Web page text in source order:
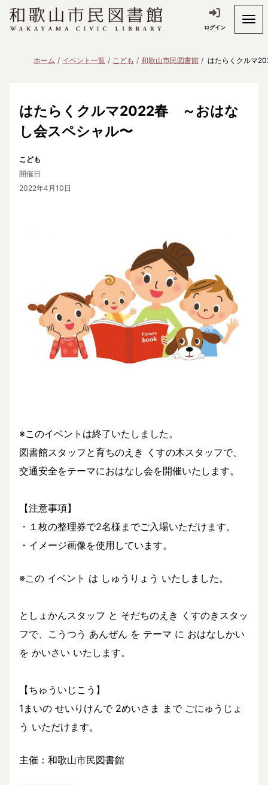
ログイン
ホーム イベント一覧 こども 和歌山市民図書館 はたらくクルマ
はたらくクルマ2022春 ～おはな
し会スペシャル〜
こども
開催日
2022年4月10日
※このイベントは終了いたしました。
図書館スタッフと育ちのえき くすの木スタッフで、
交通安全をテーマにおはなし会を開催いたします。
【注意事項】
・１枚の整理券で2名様までご入場いただけます。
・イメージ画像を使用しています。
※この イベント は しゅうりょう いたしました。
としょかんスタッフ と そだちのえき くすのきスタッ
フで、こうつう あんぜん を テーマ に おはなしかい
を かいさい いたします。
【ちゅういじこう】
1まいの せいりけんで 2めいさま まで ごにゅうじょ
う いただけます。
主催：和歌山市民図書館